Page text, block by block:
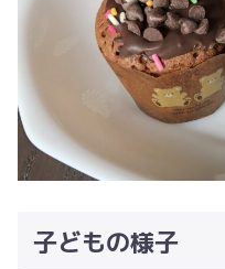
子どもの様子